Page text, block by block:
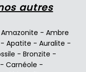
autres
Amazonite - Ambre
- Apatite - Auralite -
- Bronzite -
- Carnéole -